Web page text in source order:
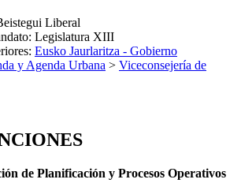
Liberal
: Legislatura XIII
: Eusko Jaurlaritza - Gobierno
y Agenda Urbana > Viceconsejería de
de Planificación y Procesos Operativos